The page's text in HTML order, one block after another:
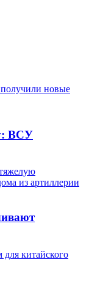
ВСУ